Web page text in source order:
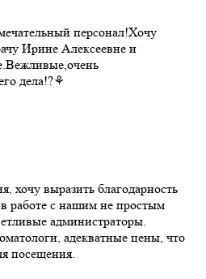
персонал!Хочу
Ирине Алексеевне и
дела!?⚘
хочу выразить благодарность
работе с нашим не простым
администраторы.
адекватные цены, что
посещения.